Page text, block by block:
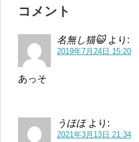
コメント
名無し猫😺 より:
2019年7月24日 15:20
あっそ
うほほ より:
2021年3月13日 21:34